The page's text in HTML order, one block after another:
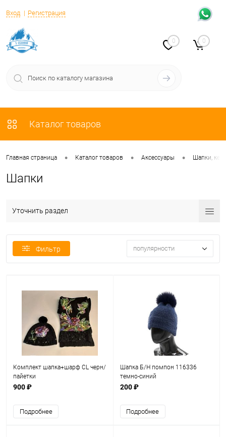
Вход Регистрация
0 0
Каталог товаров
Главная страница • Каталог товаров • Аксессуары • Шапки,
Шапки
Уточнить раздел
Фильтр популярности
Комплект шапка+шарф CL черн/
пайетки
900 ₽
Подробнее
Шапка Б/Н помпон 116336
темно-синий
200 ₽
Подробнее